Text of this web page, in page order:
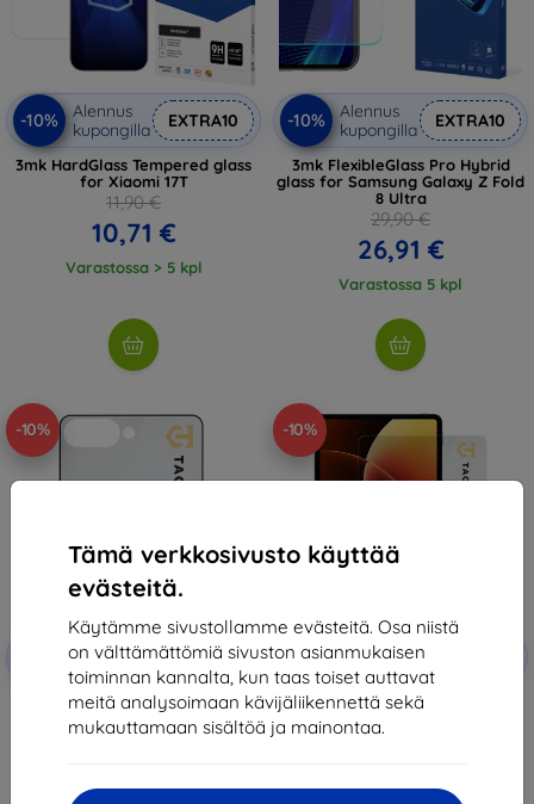
Tämä verkkosivusto käyttää
evästeitä.
Käytämme sivustollamme evästeitä. Osa niistä
on välttämättömiä sivuston asianmukaisen
toiminnan kannalta, kun taas toiset auttavat
meitä analysoimaan kävijäliikennettä sekä
mukauttamaan sisältöä ja mainontaa.
-10%
Alennus
kupongilla
EXTRA10
3mk HardGlass Tempered glass
for Xiaomi 17T
11,90 €
10,71 €
Varastossa > 5 kpl
-10%
Alennus
kupongilla
EXTRA10
3mk FlexibleGlass Pro Hybrid
glass for Samsung Galaxy Z Fold
8 Ultra
29,90 €
26,91 €
Varastossa 5 kpl
-10%
Alennus
kupongilla
EXTRA10
Tactical Glass Shield 5D for
Samsung Galaxy Z Flip 8 Black
(Outer) (57983130475)
11,61 €
-10%
-10%
Alennus
kupongilla
Tactical Glass Shield for Xiaomi
Pad 7/8/8 Pro Clear
(57983130431)
14,31 €